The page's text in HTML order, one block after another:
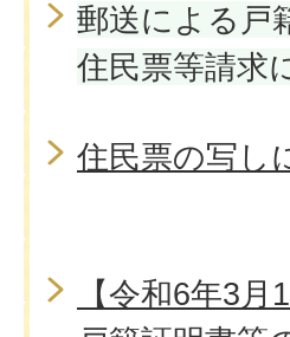
郵送による戸
住民票等請求
住民票の写し
【令和6年3月